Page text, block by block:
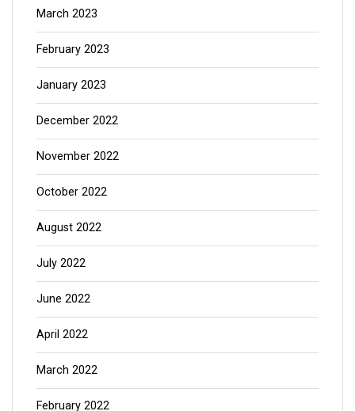
March 2023
February 2023
January 2023
December 2022
November 2022
October 2022
August 2022
July 2022
June 2022
April 2022
March 2022
February 2022